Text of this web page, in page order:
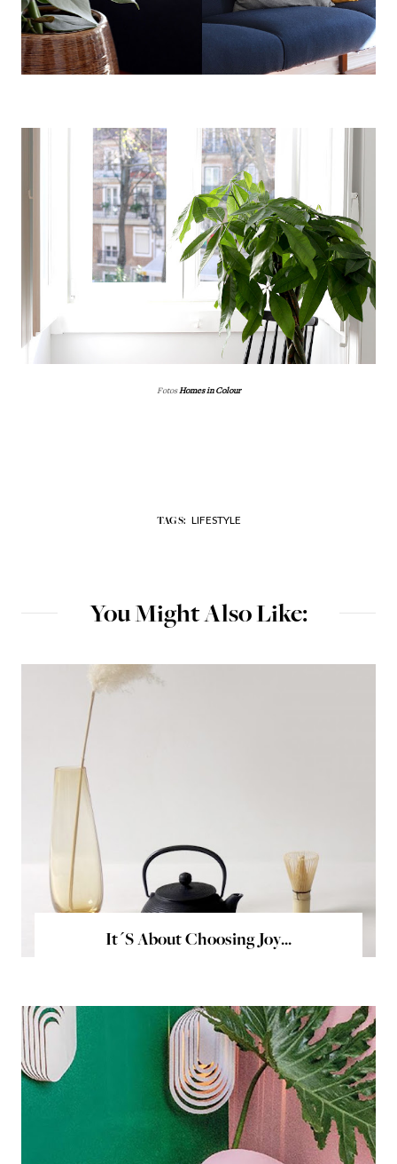
Fotos Homes in Colour
TAGS: LIFESTYLE
You Might Also Like:
It´s About Choosing Joy...